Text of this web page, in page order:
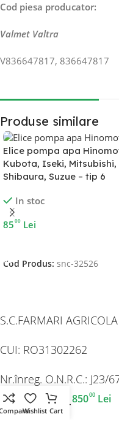
Cod piesa producator:
Valmet Valtra
V836647817, 836647817
Produse similare
Elice pompa apa
Kubota, Iseki, Mitsubishi,
Shibaura, Suzue – tip 6
In stoc
8500 Lei
Cod Produs: snc-32526
S.C.FARMARI
CUI: RO31302262
Nr.înreg. O.N.R.C.: J23/
Util
Program
Wishlist Cart
apa
Valmet
Valtra –
Sparex
85000 Lei